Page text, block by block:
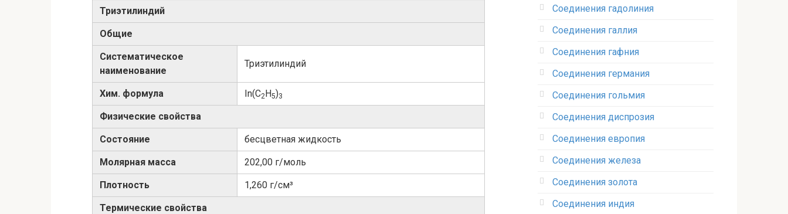
Триэтилиндий
Общие
Систематическое
наименование
Триэтилиндий
Хим. формула In(C2H5)3
Физические свойства
Состояние бесцветная жидкость
Молярная масса 202,00 г/моль
Плотность 1,260 г/см³
Термические свойства
Соединения гадолиния‎
Соединения галлия‎
Соединения гафния‎
Соединения германия‎
Соединения гольмия‎
Соединения диспрозия‎ ‎
Соединения европия‎
Соединения железа‎
Соединения золота‎
Соединения индия